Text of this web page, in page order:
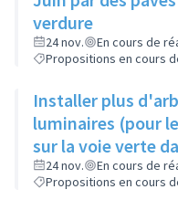
verdure
24 nov.
En cours de
Propositions en cours
Installer plus
luminaires (pour
sur la voie verte
et la rue de
24 nov.
En cours de
Propositions en cours